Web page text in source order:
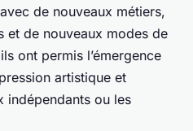
de nouveaux métiers,
et de nouveaux modes de
ont permis l’émergence
artistique et
indépendants ou les